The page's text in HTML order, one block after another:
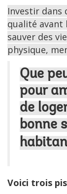
Investir dans
qualité avant
sauver des
physique,
Que
pour
de
bonne
Voici trois